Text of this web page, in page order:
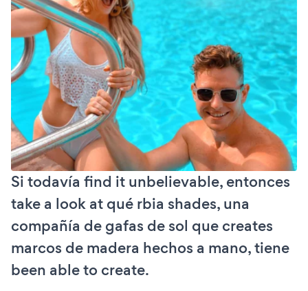
Si todavía find it unbelievable, entonces
take a look at qué rbia shades, una
compañía de gafas de sol que creates
marcos de madera hechos a mano, tiene
been able to create.